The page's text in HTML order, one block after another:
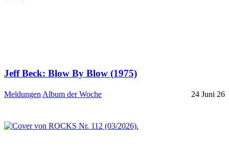
Jeff Beck: Blow By Blow (1975)
Meldungen Album der Woche 24 Juni 26